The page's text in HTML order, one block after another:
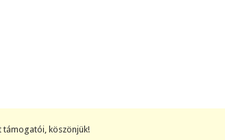
támogatói, köszönjük!